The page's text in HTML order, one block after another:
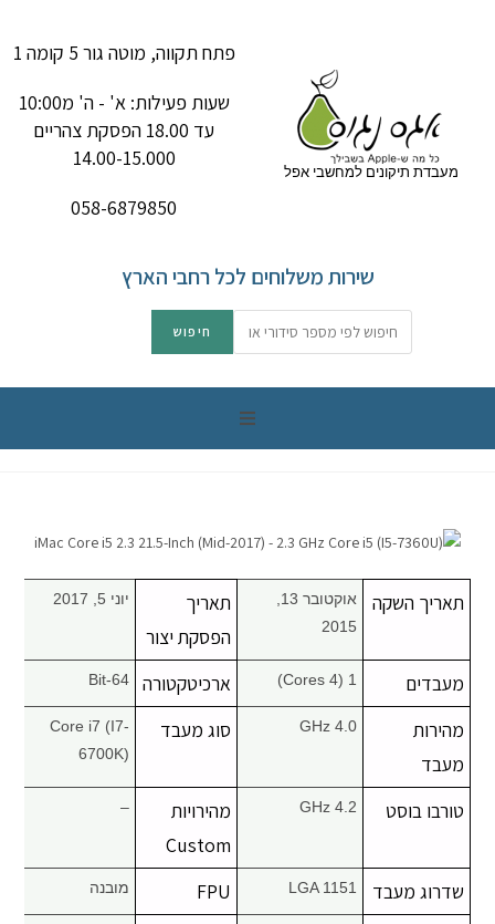
מעבדת תיקונים למחשבי אפל
פתח תקווה, מוטה גור 5 קומה 1
שעות פעילות: א' - ה' מ10:00
עד 18.00 הפסקת צהריים
14.00-15.000
058-6879850
שירות משלוחים לכל רחבי הארץ
מחשבי אפל
אביזרים לApple
מחשבי אפל משומשים
שירות תיקונים למכשירי אפל
תאריך השקה
2015
תאריך
הפסקת יצור
יוני 5, 2017
מעבדים 1 (4 Cores) ארכיטקטורה 64-Bit
מהירות
מעבד
4.0 GHz סוג מעבד
Core i7 (I7-
6700K)
טורבו בוסט 4.2 GHz
מהירויות
Custom
–
שדרוג מעבד LGA 1151
FPU מובנה